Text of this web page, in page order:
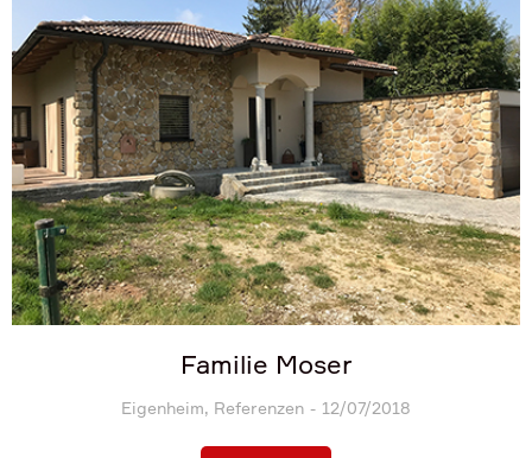
Familie Moser
Eigenheim, Referenzen 12/07/2018